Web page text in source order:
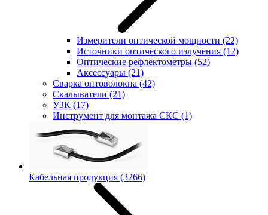
Измерители оптической мощности (22)
Источники оптического излучения (12)
Оптические рефлектометры (52)
Аксессуары (21)
Сварка оптоволокна (42)
Скалыватели (21)
УЗК (17)
Инструмент для монтажа СКС (1)
Кабельная продукция (3266)